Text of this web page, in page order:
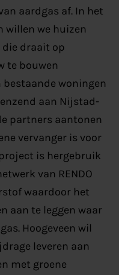
aardgas af. In het
willen we huizen
die draait op
te bouwen
woningen
aan Nijstad-
partners aantonen
vervanger is voor
is hergebruik
van RENDO
waardoor het
aan te leggen waar
Hoogeveen wil
leveren aan
met groene